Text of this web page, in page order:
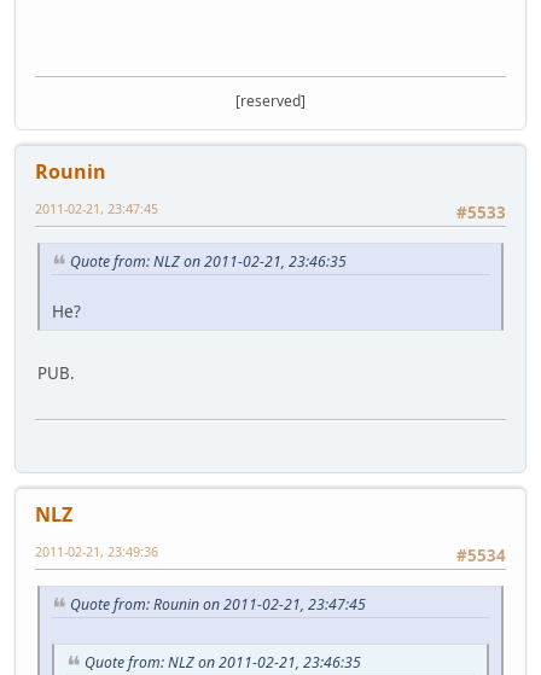
[reserved]
Rounin
#5533
2011-02-21, 23:47:45
Quote from: NLZ on 2011-02-21, 23:46:35
He?
PUB.
NLZ
#5534
2011-02-21, 23:49:36
Quote from: Rounin on 2011-02-21, 23:47:45
Quote from: NLZ on 2011-02-21, 23:46:35